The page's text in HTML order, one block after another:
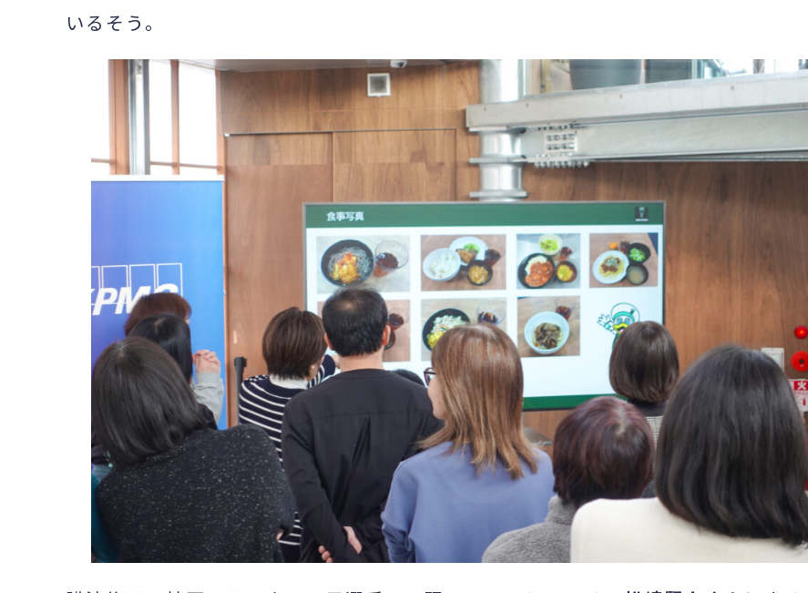
いるそう。